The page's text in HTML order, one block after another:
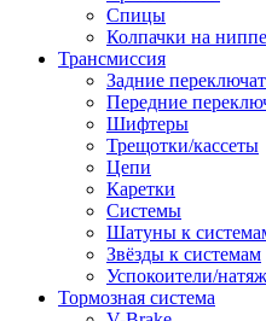
Спицы
Колпачки на
Трансмиссия
Задние
Передние
Шифтеры
Трещотки/кассеты
Цепи
Каретки
Системы
Шатуны к
Звёзды к системам
Успокоители/
Тормозная система